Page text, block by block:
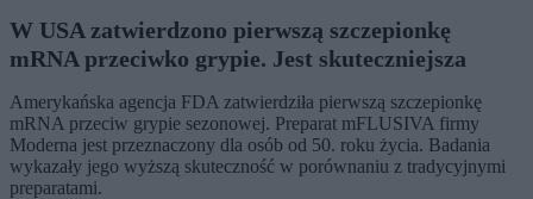
W USA zatwierdzono pierwszą szczepionkę
mRNA przeciwko grypie. Jest skuteczniejsza
Amerykańska agencja FDA zatwierdziła pierwszą szczepionkę
mRNA przeciw grypie sezonowej. Preparat mFLUSIVA firmy
Moderna jest przeznaczony dla osób od 50. roku życia. Badania
wykazały jego wyższą skuteczność w porównaniu z tradycyjnymi
preparatami.